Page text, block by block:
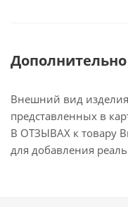
Дополнительно
Внешний вид
представленных в
В ОТЗЫВАХ к товару
для добавления